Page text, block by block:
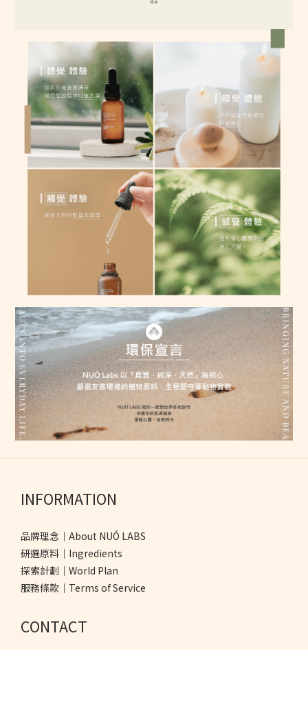
INFORMATION
品牌理念｜About NUÓ LABS
研選原料｜Ingredients
探索計劃｜World Plan
服務條款｜Terms of Service
CONTACT